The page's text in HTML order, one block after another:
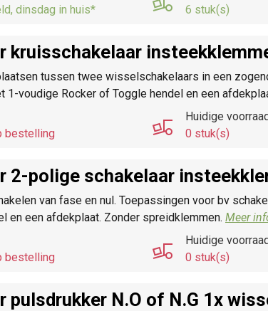
dinsdag in huis*
6 stuk(s)
kruisschakelaar
tussen twee wisselschakelaars in een
1-voudige Rocker of Toggle hendel en een
bestelling
Huidige
0 stuk(s)
2-polige schakelaar
van fase en nul. Toepassingen voor bv
en een afdekplaat. Zonder spreidklemmen. Meer
bestelling
Huidige
0 stuk(s)
pulsdrukker N.O of N.G 1x